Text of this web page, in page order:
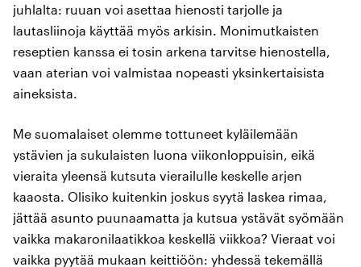
juhlalta: ruuan voi asettaa hienosti tarjolle ja
lautasliinoja käyttää myös arkisin. Monimutkaisten
reseptien kanssa ei tosin arkena tarvitse hienostella,
vaan aterian voi valmistaa nopeasti yksinkertaisista
aineksista.
Me suomalaiset olemme tottuneet kyläilemään
ystävien ja sukulaisten luona viikonloppuisin, eikä
vieraita yleensä kutsuta vierailulle keskelle arjen
kaaosta. Olisiko kuitenkin joskus syytä laskea rimaa,
jättää asunto puunaamatta ja kutsua ystävät syömään
vaikka makaronilaatikkoa keskellä viikkoa? Vieraat voi
vaikka pyytää mukaan keittiöön: yhdessä tekemällä